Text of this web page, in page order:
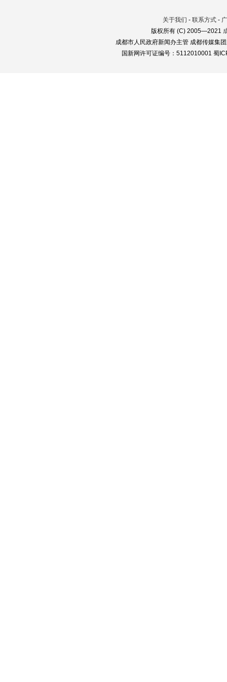
关于我们 - 联系方式 -
版权所有 (C) 2005—2021
成都市人民政府新闻办主管 成都传媒集
国新网许可证编号：5112010001 蜀